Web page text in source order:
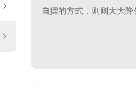
自摆的方式，则则大大降